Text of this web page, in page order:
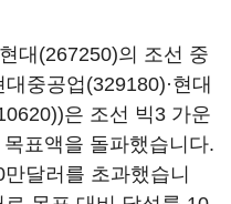
대(267250)의 조선 중
대중공업(329180)·현대
)은 조선 빅3 가운
표액을 돌파했습니다.
달러를 초과했습니